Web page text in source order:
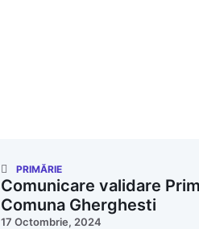
PRIMĂRIE
Comunicare validare
Comuna Gherghesti
17 Octombrie, 2024